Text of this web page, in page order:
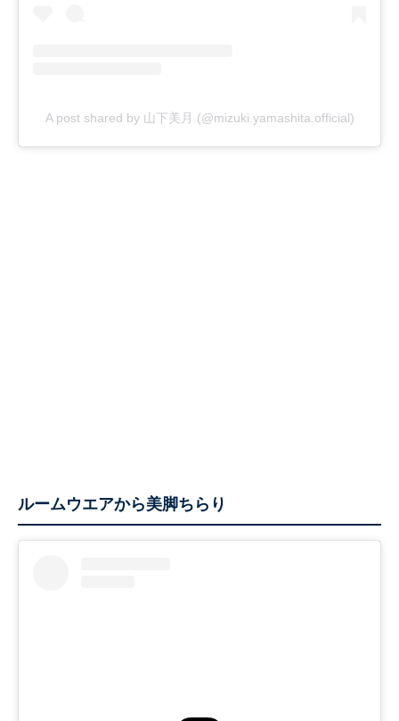
A post shared by 山下美月 (@mizuki.yamashita.official)
ルームウエアから美脚ちらり